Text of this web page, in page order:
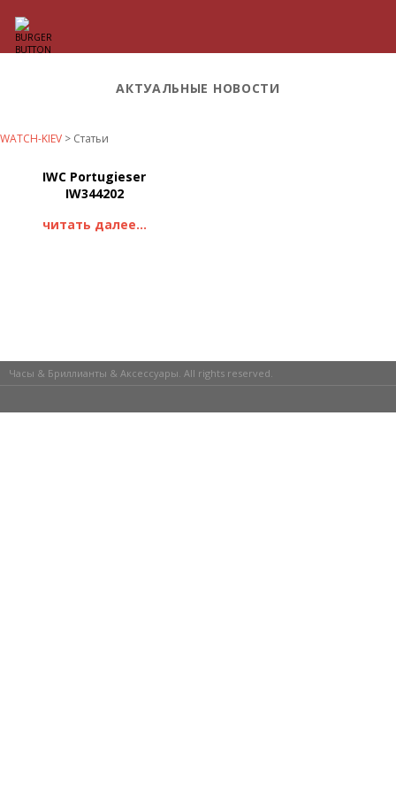
АКТУАЛЬНЫЕ НОВОСТИ
WATCH-KIEV > Статьи
IWC Portugieser
IW344202
читать далее...
Часы & Бриллианты & Аксессуары. All rights reserved.